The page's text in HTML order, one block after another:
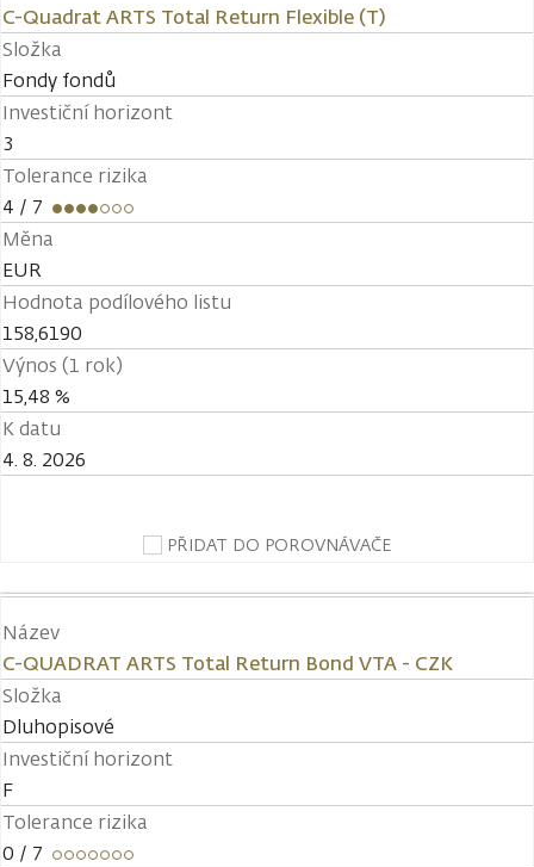
C-Quadrat ARTS Total Return Flexible (T)
Složka
Fondy fondů
Investiční horizont
3
Tolerance rizika
4 / 7
Měna
EUR
Hodnota podílového listu
158,6190
Výnos (1 rok)
15,48 %
K datu
4. 8. 2026
PŘIDAT DO POROVNÁVAČE
Název
C-QUADRAT ARTS Total Return Bond VTA - CZK
Složka
Dluhopisové
Investiční horizont
F
Tolerance rizika
0 / 7